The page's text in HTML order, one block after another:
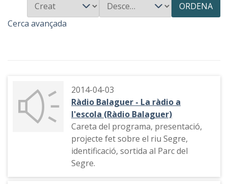
ORDENA
Cerca avançada
2014-04-03
Ràdio Balaguer - La ràdio a
l'escola (Ràdio Balaguer)
Careta del programa, presentació,
projecte fet sobre el riu Segre,
identificació, sortida al Parc del
Segre.